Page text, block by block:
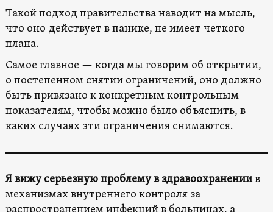
Такой подход правительства наводит на мысль,
что оно действует в панике, не имеет четкого
плана.
Самое главное — когда мы говорим об открытии,
о постепенном снятии ограничений, оно должно
быть привязано к конкретным контрольным
показателям, чтобы можно было объяснить, в
каких случаях эти ограничения снимаются.
Я вижу серьезную проблему в здравоохранениив
механизмах внутреннего контроля за